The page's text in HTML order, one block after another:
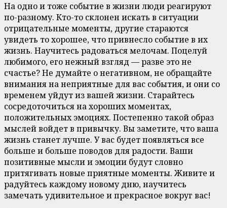
На одно и тоже событие в жизни люди реагируют
по-разному. Кто-то склонен искать в ситуации
отрицательные моменты, другие стараются
увидеть то хорошее, что привнесло событие в их
жизнь. Научитесь радоваться мелочам. Поцелуй
любимого, его нежный взгляд — разве это не
счастье? Не думайте о негативном, не обращайте
внимания на неприятные для вас события, и они со
временем уйдут из вашей жизни. Старайтесь
сосредоточиться на хороших моментах,
положительных эмоциях. Постепенно такой образ
мыслей войдет в привычку. Вы заметите, что ваша
жизнь станет лучше. У вас будет появляться все
больше и больше поводов для радости. Ваши
позитивные мысли и эмоции будут словно
притягивать новые приятные моменты. Живите и
радуйтесь каждому новому дню, научитесь
замечать удивительное и прекрасное вокруг вас!